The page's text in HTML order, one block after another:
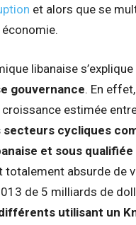
et alors que se
économie.
libanaise
gouvernance. En
estimée
cycliques
et sous
totalement absurde de
de 5 milliards de
utilisant un